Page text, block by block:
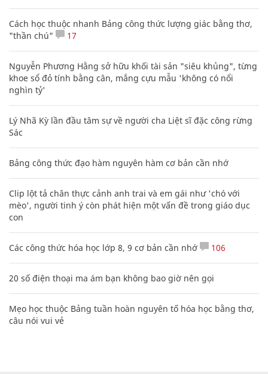
Cách học thuộc nhanh Bảng công thức lượng giác bằng thơ,
"thần chú"
17
Nguyễn Phương Hằng sở hữu khối tài sản "siêu khủng", từng
khoe sổ đỏ tính bằng cân, mắng cựu mẫu 'không có nổi
nghìn tỷ'
Lý Nhã Kỳ lần đầu tâm sự về người cha Liệt sĩ đặc công rừng
Sác
Bảng công thức đạo hàm nguyên hàm cơ bản cần nhớ
Clip lột tả chân thực cảnh anh trai và em gái như 'chó với
mèo', người tinh ý còn phát hiện một vấn đề trong giáo dục
con
Các công thức hóa học lớp 8, 9 cơ bản cần nhớ 106
20 số điện thoại ma ám bạn không bao giờ nên gọi
Mẹo học thuộc Bảng tuần hoàn nguyên tố hóa học bằng thơ,
câu nói vui vẻ